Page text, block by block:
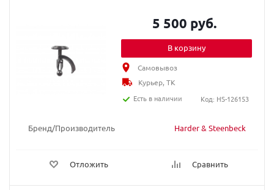
Бренд/Производитель Harder & Steenbeck
Отложить Сравнить
5 500 руб.
В корзину
Самовывоз
Курьер, ТК
Есть в наличии
Код: HS-126153